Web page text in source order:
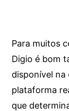
Para muitos
Digio é bom
disponível
plataforma
que